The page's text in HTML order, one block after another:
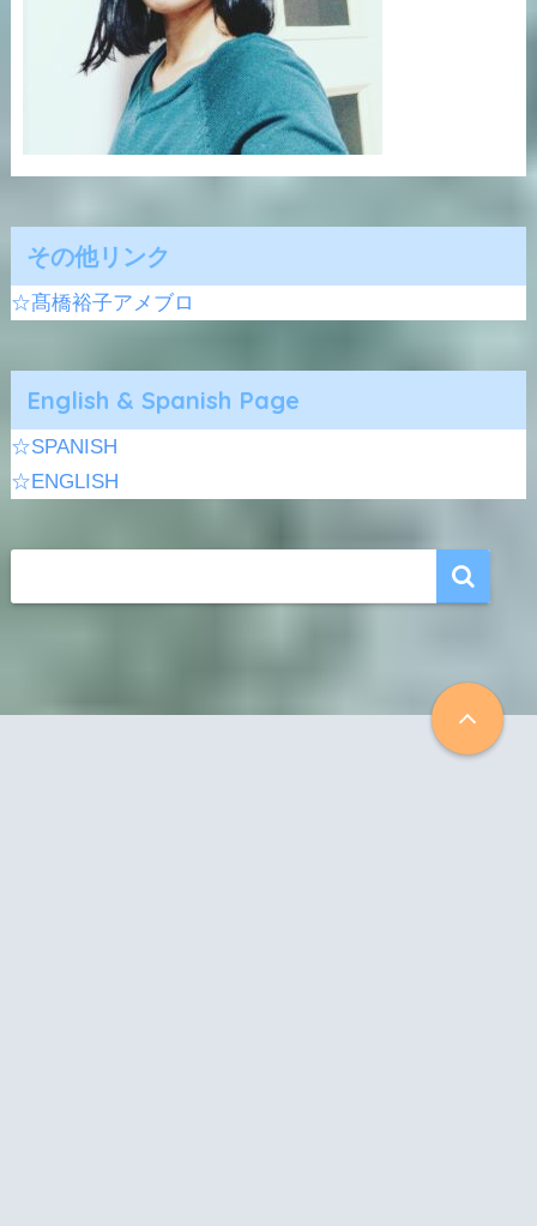
その他リンク
☆髙橋裕子アメブロ
English & Spanish Page
☆SPANISH
☆ENGLISH